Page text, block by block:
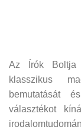
Az Írók Boltja
klasszikus
bemutatását
választékot